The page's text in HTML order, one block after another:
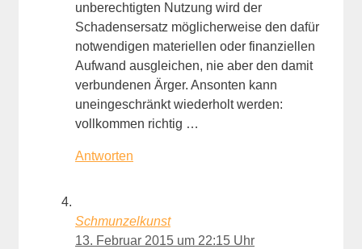
unberechtigten Nutzung wird der
Schadensersatz möglicherweise den dafür
notwendigen materiellen oder finanziellen
Aufwand ausgleichen, nie aber den damit
verbundenen Ärger. Ansonten kann
uneingeschränkt wiederholt werden:
vollkommen richtig …
Antworten
Schmunzelkunst
13. Februar 2015 um 22:15 Uhr